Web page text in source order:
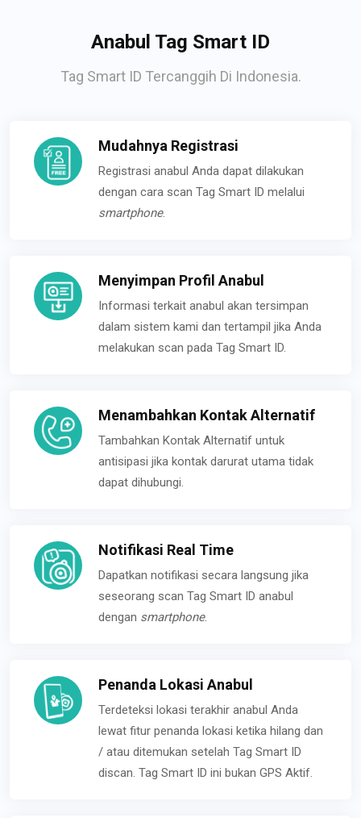
Anabul Tag Smart ID
Tag Smart ID Tercanggih Di Indonesia.
Mudahnya Registrasi
Registrasi anabul Anda dapat dilakukan
dengan cara scan Tag Smart ID melalui
smartphone.
Menyimpan Profil Anabul
Informasi terkait anabul akan tersimpan
dalam sistem kami dan tertampil jika Anda
melakukan scan pada Tag Smart ID.
Menambahkan Kontak Alternatif
Tambahkan Kontak Alternatif untuk
antisipasi jika kontak darurat utama tidak
dapat dihubungi.
Notifikasi Real Time
Dapatkan notifikasi secara langsung jika
seseorang scan Tag Smart ID anabul
dengan smartphone.
Penanda Lokasi Anabul
Terdeteksi lokasi terakhir anabul Anda
lewat fitur penanda lokasi ketika hilang dan
/ atau ditemukan setelah Tag Smart ID
discan. Tag Smart ID ini bukan GPS Aktif.